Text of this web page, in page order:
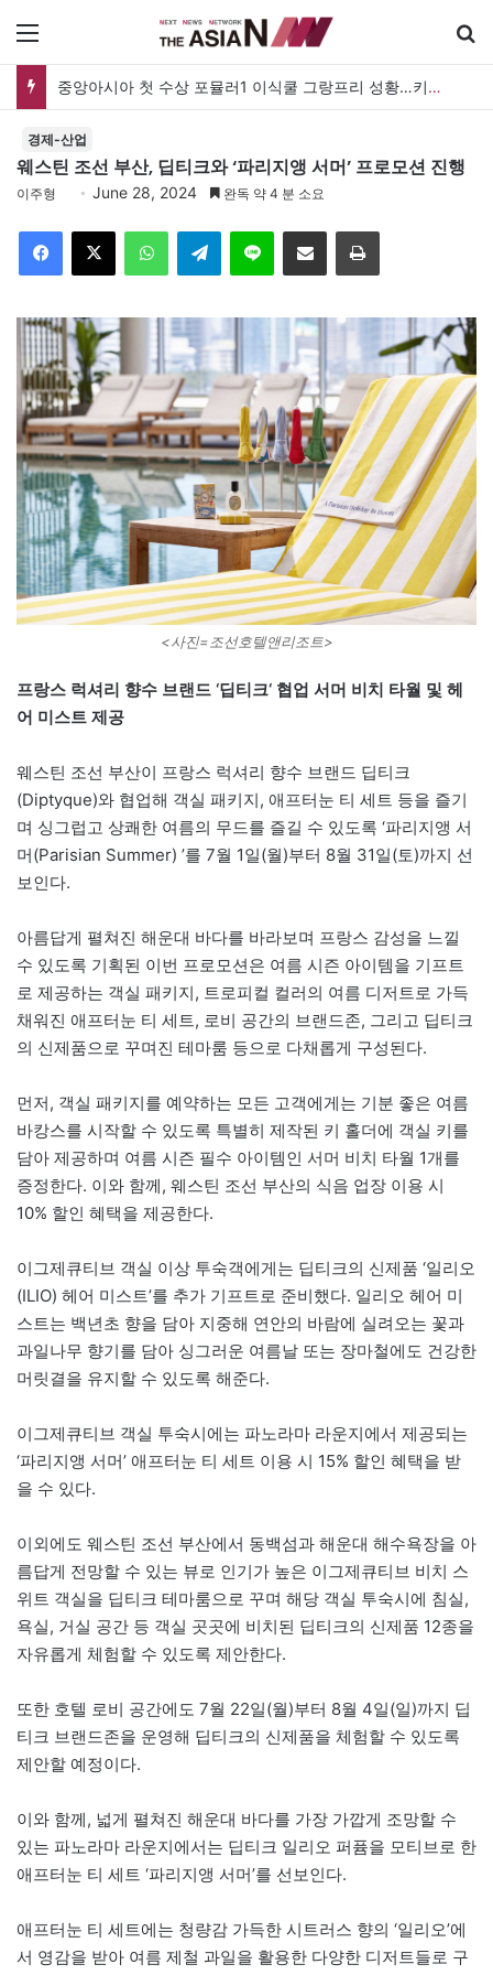
중앙아시아 첫 수상 포뮬러1 이식쿨 그랑프리 성황…키르기스스탄, 대회 연례화 추진
경제-산업
웨스틴 조선 부산, 딥티크와 ‘파리지앵 서머’ 프로모션 진행
이주형 June 28, 2024 완독 약 4 분 소요
Telegram 이메일
<사진=조선호텔앤리조트>
프랑스 럭셔리 향수 브랜드 ‘딥티크‘ 협업 서머 비치 타월 및 헤
어 미스트 제공
웨스틴 조선 부산이 프랑스 럭셔리 향수 브랜드 딥티크
(Diptyque)와 협업해 객실 패키지, 애프터눈 티 세트 등을 즐기
며 싱그럽고 상쾌한 여름의 무드를 즐길 수 있도록 ‘파리지앵 서
머(Parisian Summer) ’를 7월 1일(월)부터 8월 31일(토)까지 선
보인다.
아름답게 펼쳐진 해운대 바다를 바라보며 프랑스 감성을 느낄
수 있도록 기획된 이번 프로모션은 여름 시즌 아이템을 기프트
로 제공하는 객실 패키지, 트로피컬 컬러의 여름 디저트로 가득
채워진 애프터눈 티 세트, 로비 공간의 브랜드존, 그리고 딥티크
의 신제품으로 꾸며진 테마룸 등으로 다채롭게 구성된다.
먼저, 객실 패키지를 예약하는 모든 고객에게는 기분 좋은 여름
바캉스를 시작할 수 있도록 특별히 제작된 키 홀더에 객실 키를
담아 제공하며 여름 시즌 필수 아이템인 서머 비치 타월 1개를
증정한다. 이와 함께, 웨스틴 조선 부산의 식음 업장 이용 시
10% 할인 혜택을 제공한다.
이그제큐티브 객실 이상 투숙객에게는 딥티크의 신제품 ‘일리오
(ILIO) 헤어 미스트’를 추가 기프트로 준비했다. 일리오 헤어 미
스트는 백년초 향을 담아 지중해 연안의 바람에 실려오는 꽃과
과일나무 향기를 담아 싱그러운 여름날 또는 장마철에도 건강한
머릿결을 유지할 수 있도록 해준다.
이그제큐티브 객실 투숙시에는 파노라마 라운지에서 제공되는
‘파리지앵 서머’ 애프터눈 티 세트 이용 시 15% 할인 혜택을 받
을 수 있다.
이외에도 웨스틴 조선 부산에서 동백섬과 해운대 해수욕장을 아
름답게 전망할 수 있는 뷰로 인기가 높은 이그제큐티브 비치 스
위트 객실을 딥티크 테마룸으로 꾸며 해당 객실 투숙시에 침실,
욕실, 거실 공간 등 객실 곳곳에 비치된 딥티크의 신제품 12종을
자유롭게 체험할 수 있도록 제안한다.
또한 호텔 로비 공간에도 7월 22일(월)부터 8월 4일(일)까지 딥
티크 브랜드존을 운영해 딥티크의 신제품을 체험할 수 있도록
제안할 예정이다.
이와 함께, 넓게 펼쳐진 해운대 바다를 가장 가깝게 조망할 수
있는 파노라마 라운지에서는 딥티크 일리오 퍼퓸을 모티브로 한
애프터눈 티 세트 ‘파리지앵 서머’를 선보인다.
애프터눈 티 세트에는 청량감 가득한 시트러스 향의 ‘일리오’에
서 영감을 받아 여름 제철 과일을 활용한 다양한 디저트들로 구